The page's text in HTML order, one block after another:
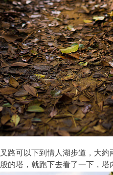
路可以下到情人湖步道，大
的塔，就跑下去看了一下，